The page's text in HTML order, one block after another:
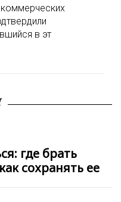
в эт
где брать
сохранять ее